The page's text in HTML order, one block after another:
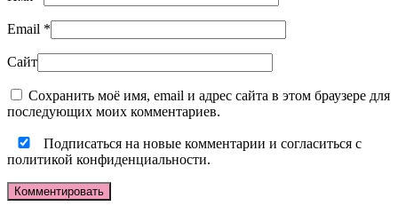
Email *
Сайт
Сохранить моё имя, email и адрес сайта в этом браузере для
последующих моих комментариев.
Подписаться на новые комментарии и согласиться с
политикой конфиденциальности.